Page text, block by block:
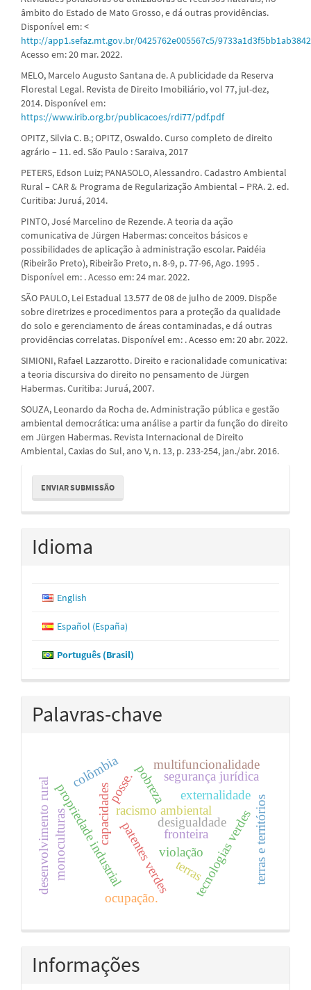
âmbito do Estado de Mato Grosso, e dá outras providências.
Disponível em: <
http://app1.sefaz.mt.gov.br/0425762e005567c5/
Acesso em: 20 mar. 2022.
MELO, Marcelo Augusto Santana de. A publicidade da Reserva
Florestal Legal. Revista de Direito Imobiliário, vol 77, jul-dez,
2014. Disponível em:
https://www.irib.org.br/publicacoes/rdi77/pdf.pdf
OPITZ, Silvia C. B.; OPITZ, Oswaldo. Curso completo de direito
agrário – 11. ed. São Paulo : Saraiva, 2017
PETERS, Edson Luiz; PANASOLO, Alessandro. Cadastro Ambiental
Rural – CAR & Programa de Regularização Ambiental – PRA. 2. ed.
Curitiba: Juruá, 2014.
PINTO, José Marcelino de Rezende. A teoria da ação
comunicativa de Jürgen Habermas: conceitos básicos e
possibilidades de aplicação à administração escolar. Paidéia
(Ribeirão Preto), Ribeirão Preto, n. 8-9, p. 77-96, Ago. 1995 .
Disponível em: . Acesso em: 24 mar. 2022.
SÃO PAULO, Lei Estadual 13.577 de 08 de julho de 2009. Dispõe
sobre diretrizes e procedimentos para a proteção da qualidade
do solo e gerenciamento de áreas contaminadas, e dá outras
providências correlatas. Disponível em: . Acesso em: 20 abr. 2022.
SIMIONI, Rafael Lazzarotto. Direito e racionalidade comunicativa:
a teoria discursiva do direito no pensamento de Jürgen
Habermas. Curitiba: Juruá, 2007.
SOUZA, Leonardo da Rocha de. Administração pública e gestão
ambiental democrática: uma análise a partir da função do direito
em Jürgen Habermas. Revista Internacional de Direito
Ambiental, Caxias do Sul, ano V, n. 13, p. 233-254, jan./abr. 2016.
Enviar
Submissão
ENVIAR SUBMISSÃO
Idioma
English
Español (España)
Português (Brasil)
Palavras-chave
racismo ambiental
capacidades pobreza
desigualdade
patentes verdes tecnologias verdes
propriedade industrial terras
desenvolvimento rural violação
fronteira
monoculturas
colômbia segurança jurídica
multifuncionalidade
posse.
terras e territórios
externalidade
ocupação.
Informações